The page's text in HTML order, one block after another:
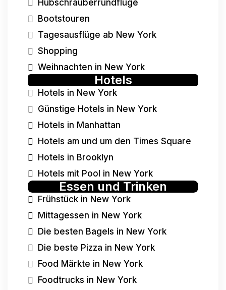
Hubschrauberrundflüge
Bootstouren
Tagesausflüge ab New York
Shopping
Weihnachten in New York
Hotels
Hotels in New York
Günstige Hotels in New York
Hotels in Manhattan
Hotels am und um den Times Square
Hotels in Brooklyn
Hotels mit Pool in New York
Essen und Trinken
Frühstück in New York
Mittagessen in New York
Die besten Bagels in New York
Die beste Pizza in New York
Food Märkte in New York
Foodtrucks in New York